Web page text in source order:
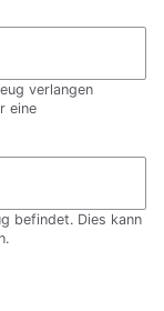
verlangen
eine
befindet. Dies kann